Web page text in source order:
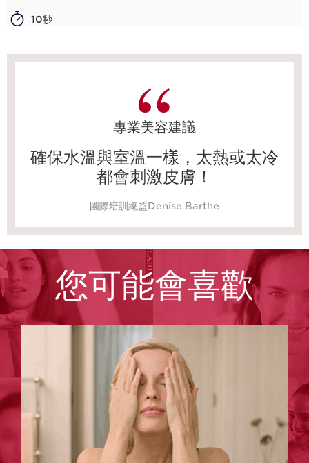
10秒
專業美容建議
確保水溫與室溫一樣，太熱或太冷
都會刺激皮膚！
國際培訓總監Denise Barthe
您可能會喜歡